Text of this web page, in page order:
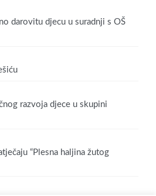
darovitu djecu u suradnji s OŠ
razvoja djece u skupini
“Plesna haljina žutog